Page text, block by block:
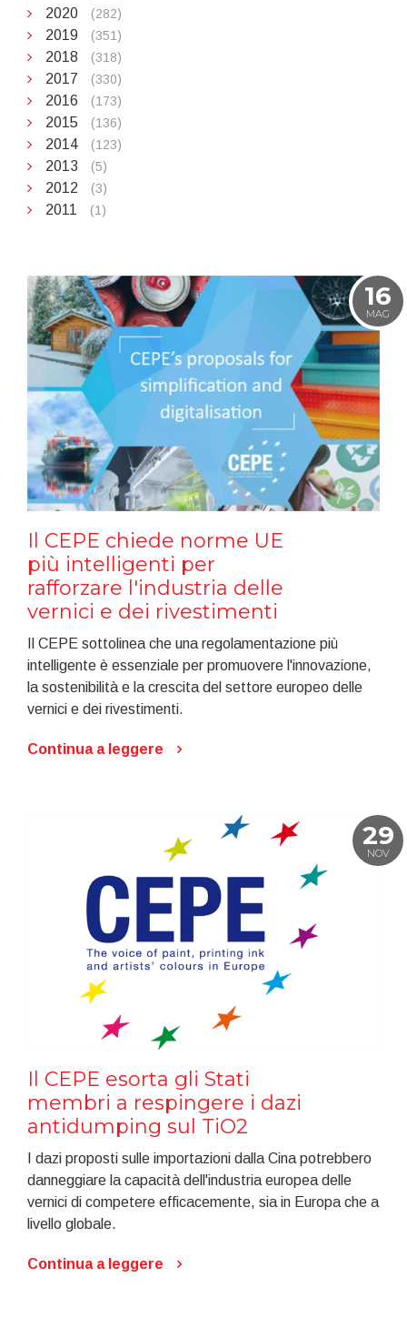
2020 (282)
2019 (351)
2018 (318)
2017 (330)
2016 (173)
2015 (136)
2014 (123)
2013 (5)
2012 (3)
2011 (1)
16
MAG
Il CEPE chiede norme UE
più intelligenti per
rafforzare l'industria delle
vernici e dei rivestimenti
Il CEPE sottolinea che una regolamentazione più
intelligente è essenziale per promuovere l'innovazione,
la sostenibilità e la crescita del settore europeo delle
vernici e dei rivestimenti.
Continua a leggere
29
NOV
Il CEPE esorta gli Stati
membri a respingere i dazi
antidumping sul TiO2
I dazi proposti sulle importazioni dalla Cina potrebbero
danneggiare la capacità dell'industria europea delle
vernici di competere efficacemente, sia in Europa che a
livello globale.
Continua a leggere